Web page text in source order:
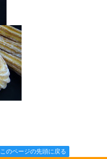
このページの先頭に戻る